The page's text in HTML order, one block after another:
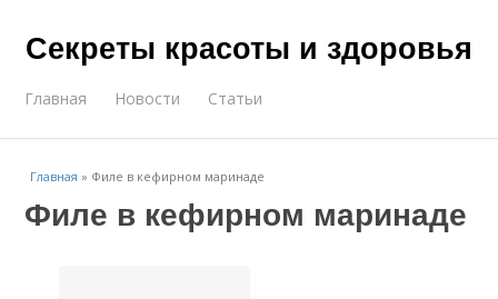
Секреты красоты и здоровья
Главная Новости Статьи
Главная » Филе в кефирном маринаде
Филе в кефирном маринаде